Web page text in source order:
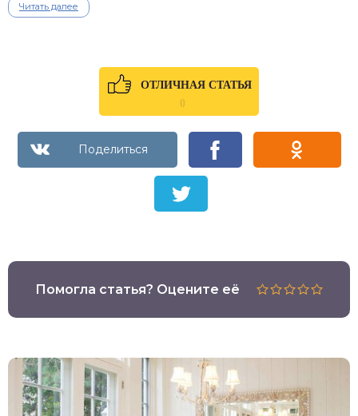
Читать далее
ОТЛИЧНАЯ СТАТЬЯ
0
Помогла статья? Оцените её